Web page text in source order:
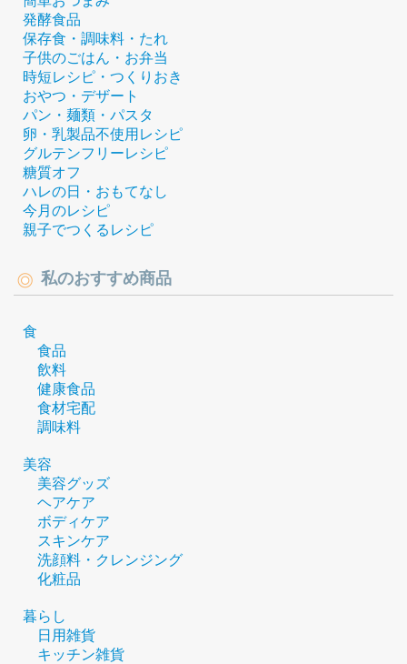
発酵食品
保存食・調味料・たれ
子供のごはん・お弁当
時短レシピ・つくりおき
おやつ・デザート
パン・麺類・パスタ
卵・乳製品不使用レシピ
グルテンフリーレシピ
糖質オフ
ハレの日・おもてなし
今月のレシピ
親子でつくるレシピ
私のおすすめ商品
食
食品
飲料
健康食品
食材宅配
調味料
美容
美容グッズ
ヘアケア
ボディケア
スキンケア
洗顔料・クレンジング
化粧品
暮らし
日用雑貨
キッチン雑貨